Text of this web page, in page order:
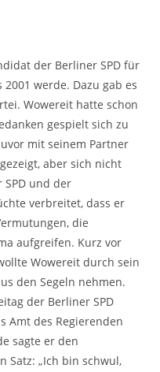
der Berliner SPD für
werde. Dazu gab es
Wowereit hatte schon
gespielt sich zu
mit seinem Partner
aber sich nicht
und der
verbreitet, dass er
die
aufgreifen. Kurz vor
Wowereit durch sein
den Segeln nehmen.
der Berliner SPD
Amt des Regierenden
sagte er den
Satz: „Ich bin schwul,